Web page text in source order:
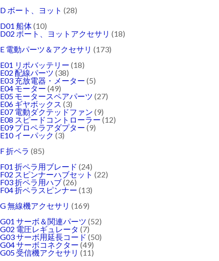
D ボート、ヨット (28)
D01 船体(10)
D02 ボート、ヨットアクセサリ (18)
E 電動パーツ＆アクセサリ (173)
E01 リポバッテリー (18)
E02 配線パーツ (38)
E03 充放電器・メーター (5)
E04 モーター (49)
E05 モータースペアパーツ (27)
E06 ギヤボックス (3)
E07 電動ダクテッドファン (9)
E08 スピードコントローラー (12)
E09 プロペラアダプター (9)
E10 イーパック (3)
F 折ペラ (85)
F01 折ペラ用ブレード (24)
F02 スピンナーハブセット (22)
F03 折ペラ用ハブ(26)
F04 折ペラスピンナー (13)
G 無線機アクセサリ (169)
G01 サーボ＆関連パーツ (52)
G02 電圧レギュレータ (7)
G03 サーボ用延長コード (50)
G04 サーボコネクター (49)
G05 受信機アクセサリ (11)